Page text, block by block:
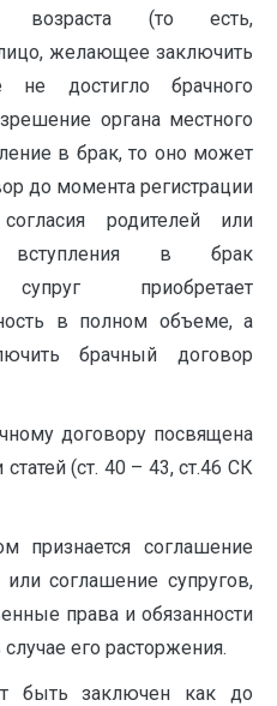
возраста (то есть,
желающее заключить
достигло брачного
органа местного
в брак, то оно может
до момента регистрации
родителей или
вступления в брак
супруг приобретает
в полном объеме, а
брачный договор
договору посвящена
(ст. 40 – 43, ст.46 СК
признается соглашение
соглашение супругов,
права и обя­занности
его расторжения.
быть заключен как до